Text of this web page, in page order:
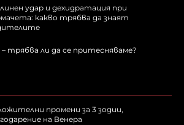
удар и дехидратация при
какво трябва да знаят
– трябва ли да се притесняваме?
промени за 3 зодии,
на Венера